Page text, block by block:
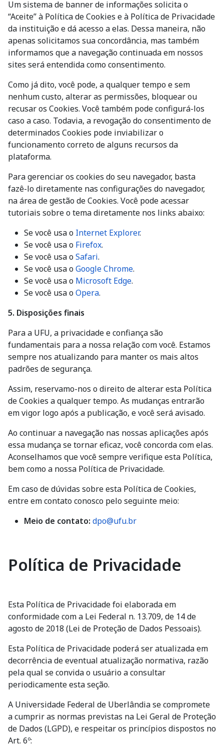
Um sistema de banner de informações solicita o
“Aceite” à Política de Cookies e à Política de Privacidade
da instituição e dá acesso a elas. Dessa maneira, não
apenas solicitamos sua concordância, mas também
informamos que a navegação continuada em nossos
sites será entendida como consentimento.
Como já dito, você pode, a qualquer tempo e sem
nenhum custo, alterar as permissões, bloquear ou
recusar os Cookies. Você também pode configurá-los
caso a caso. Todavia, a revogação do consentimento de
determinados Cookies pode inviabilizar o
funcionamento correto de alguns recursos da
plataforma.
Para gerenciar os cookies do seu navegador, basta
fazê-lo diretamente nas configurações do navegador,
na área de gestão de Cookies. Você pode acessar
tutoriais sobre o tema diretamente nos links abaixo:
Se você usa o Internet Explorer.
Se você usa o Firefox.
Se você usa oSafari.
Se você usa oGoogle Chrome.
Se você usa o Microsoft Edge.
Se você usa oOpera.
5. Disposições finais
Para a UFU, a privacidade e confiança são
fundamentais para a nossa relação com você. Estamos
sempre nos atualizando para manter os mais altos
padrões de segurança.
Assim, reservamo-nos o direito de alterar esta Política
de Cookies a qualquer tempo. As mudanças entrarão
em vigor logo após a publicação, e você será avisado.
Ao continuar a navegação nas nossas aplicações após
essa mudança se tornar eficaz, você concorda com elas.
Aconselhamos que você sempre verifique esta Política,
bem como a nossa Política de Privacidade.
Em caso de dúvidas sobre esta Política de Cookies,
entre em contato conosco pelo seguinte meio:
Meio de contato: dpo@ufu.br
Política de Privacidade
Esta Política de Privacidade foi elaborada em
conformidade com a Lei Federal n. 13.709, de 14 de
agosto de 2018 (Lei de Proteção de Dados Pessoais).
Esta Política de Privacidade poderá ser atualizada em
decorrência de eventual atualização normativa, razão
pela qual se convida o usuário a consultar
periodicamente esta seção.
A Universidade Federal de Uberlândia se compromete
a cumprir as normas previstas na Lei Geral de Proteção
de Dados (LGPD), e respeitar os princípios dispostos no
Art. 6º: